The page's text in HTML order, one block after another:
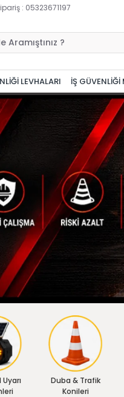
: 05323671197
LEVHALARI İŞ GÜVENLİĞİ
Duba & Trafik
Konileri